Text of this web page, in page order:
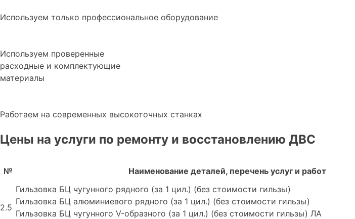
Используем только профессиональное оборудование
Используем проверенные
расходные и комплектующие
материалы
Работаем на современных высокоточных станках
Цены на услуги по ремонту и восстановлению ДВС
№ Наименование деталей, перечень услуг и работ
2.5
Гильзовка БЦ чугунного рядного (за 1 цил.) (без стоимости гильзы)
Гильзовка БЦ алюминиевого рядного (за 1 цил.) (без стоимости гильзы)
Гильзовка БЦ чугунного V-образного (за 1 цил.) (без стоимости гильзы) ЛА